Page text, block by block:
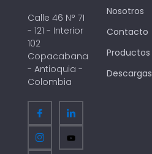
Calle 46 N° 71
- 121 - Interior
102
Copacabana
- Antioquia -
Colombia
Nosotros
Contacto
Productos
Descargas